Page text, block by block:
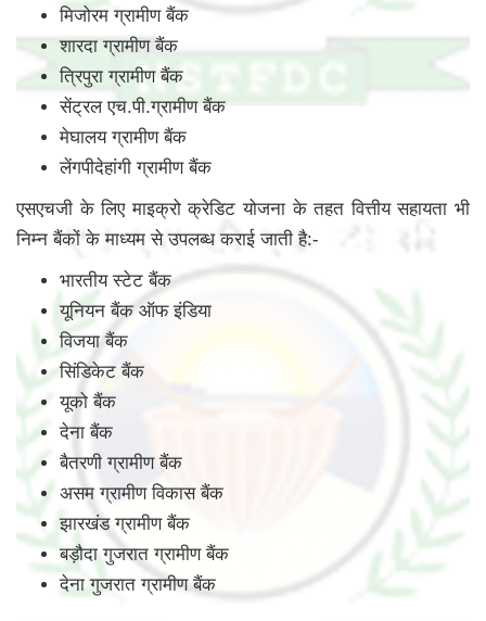
मिजोरम ग्रामीण बैंक
शारदा ग्रामीण बैंक
त्रिपुरा ग्रामीण बैंक
सेंट्रल एच.पी.ग्रामीण बैंक
मेघालय ग्रामीण बैंक
लेंगपीदेहांगी ग्रामीण बैंक
एसएचजी के लिए माइक्रो क्रेडिट योजना के तहत वित्तीय सहायता भी
निम्न बैंकों के माध्यम से उपलब्ध कराई जाती है:-
भारतीय स्टेट बैंक
यूनियन बैंक ऑफ इंडिया
विजया बैंक
सिंडिकेट बैंक
यूको बैंक
देना बैंक
बैतरणी ग्रामीण बैंक
असम ग्रामीण विकास बैंक
झारखंड ग्रामीण बैंक
बड़ौदा गुजरात ग्रामीण बैंक
देना गुजरात ग्रामीण बैंक